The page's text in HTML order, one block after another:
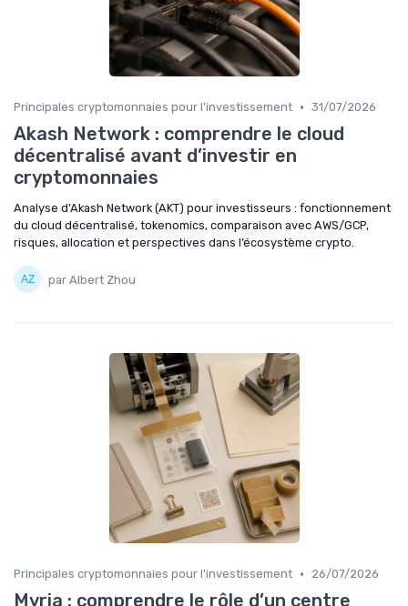
Principales cryptomonnaies pour l'investissement • 31/07/2026
Akash Network : comprendre le cloud
décentralisé avant d’investir en
cryptomonnaies
Analyse d’Akash Network (AKT) pour investisseurs : fonctionnement
du cloud décentralisé, tokenomics, comparaison avec AWS/GCP,
risques, allocation et perspectives dans l’écosystème crypto.
par Albert Zhou
Principales cryptomonnaies pour l'investissement • 26/07/2026
Myria : comprendre le rôle d’un centre